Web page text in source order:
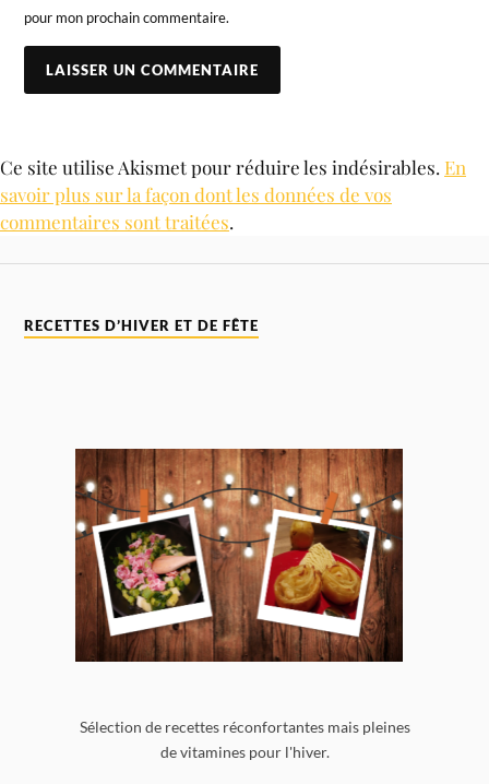
pour mon prochain commentaire.
Ce site utilise Akismet pour réduire les indésirables. En
savoir plus sur la façon dont les données de vos
commentaires sont traitées.
RECETTES D’HIVER ET DE FÊTE
Sélection de recettes réconfortantes mais pleines
de vitamines pour l'hiver.